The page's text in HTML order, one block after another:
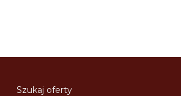
Szukaj oferty